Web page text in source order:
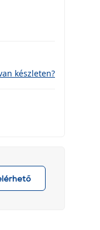
készleten?